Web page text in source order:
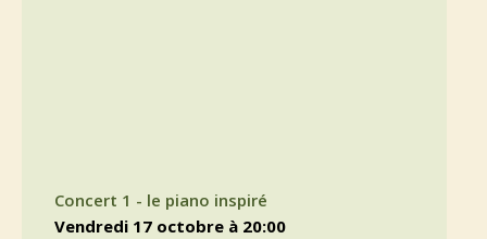
Concert 1 - le piano inspiré
vendredi 17 octobre à 20:00